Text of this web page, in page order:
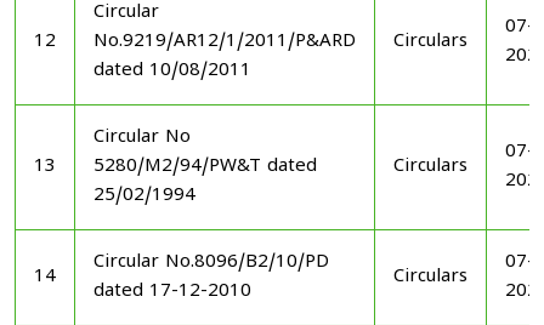
12
Circular
No.9219/AR12/1/2011/P&ARD
dated 10/08/2011
Circulars
07-
13
Circular No
5280/M2/94/PW&T dated
25/02/1994
Circulars
07-
14
Circular No.8096/B2/10/PD
dated 17-12-2010
Circulars
07-